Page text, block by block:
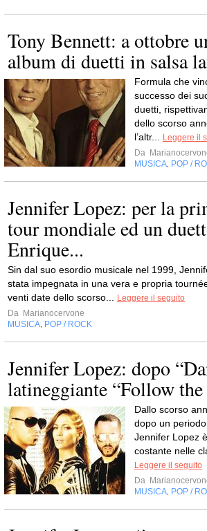
Tony Bennett: a ottobre
album di duetti in salsa
Formula che
successo dei
duetti,
dello scorso
l’altr...
Leggere il
Da
MUSICA POP /
Jennifer Lopez: per la
tour mondiale ed un
Enrique...
Sin dal suo esordio musicale nel 1999,
stata impegnata in una vera e propria
venti date dello scorso...
Leggere il seguito
Da Marianocervone
MUSICA POP / ROCK
Jennifer Lopez: dopo
latineggiante “Follow the
Dallo scorso
dopo un
Jennifer Lopez
costante nelle
Leggere il seguito
Da
MUSICA POP /